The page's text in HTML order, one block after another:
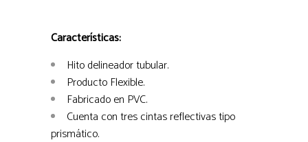
Características:
Hito delineador tubular.
Producto Flexible.
Fabricado en PVC.
Cuenta con tres cintas reflectivas tipo
prismático.